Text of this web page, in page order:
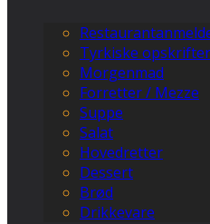
Tyrkiske opskrifter
Morgenmad
Forretter / Mezze
Suppe
Salat
Hovedretter
Dessert
Brød
Drikkevare